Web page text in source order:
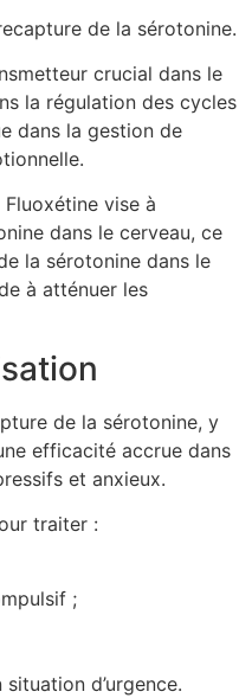
de la sérotonine.
crucial dans le
la régulation des cycles
dans la gestion de
vise à
dans le cerveau, ce
la sérotonine dans le
à atténuer les
de la sérotonine, y
efficacité accrue dans
et anxieux.
traiter :
;
d’urgence.